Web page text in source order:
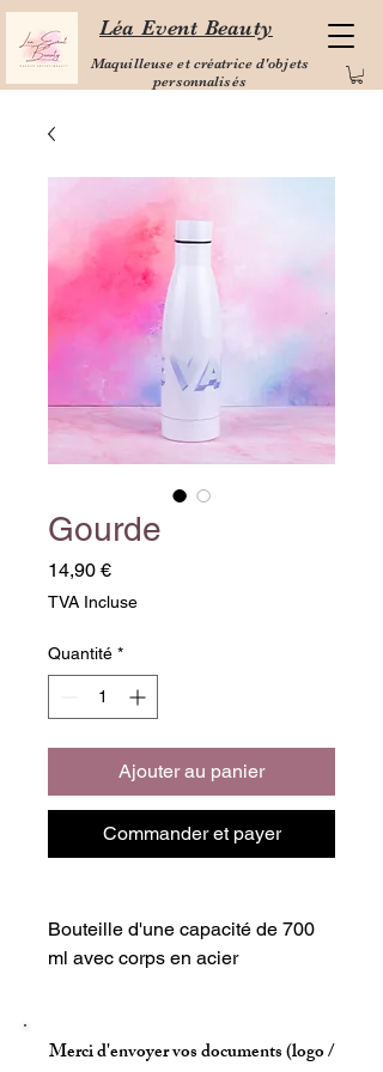
Léa Event Beauty
Maquilleuse et créatrice d'objets
personnalisés
Gourde
14,90 €Prix
TVA Incluse
Quantité *
Ajouter au panier
Commander et payer
Bouteille d'une capacité de 700
ml avec corps en acier
couvercle de sécurité.
Merci d'envoyer vos documents (logo /